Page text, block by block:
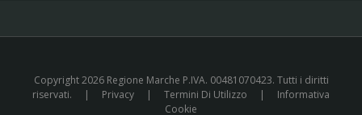
Copyright 2026 Regione Marche P.IVA. 00481070423. Tutti i diritti
riservati.
| Privacy | Termini Di Utilizzo |
Informativa
Cookie